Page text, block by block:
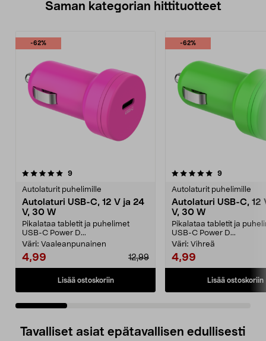
Saman kategorian hittituotteet
-62%
9arvostelut
Autolaturit puhelimille
Autolaturi USB-C, 12 V ja 24
V, 30 W
Pikalataa tabletit ja puhelimet
USB-C Power D...
Väri: Vaaleanpunainen
4,99 12,99
Lisää ostoskoriin
-62%
5.0 viidestä
9arvostelut
Autolaturit puhelimille
Autolaturi USB-C, 12
V, 30 W
Pikalataa tabletit ja
USB-C Power D...
Väri: Vihreä
4,99
Lisää ostoskoriin
4.5 viidestä
Tavalliset asiat epätavallisen edullisesti